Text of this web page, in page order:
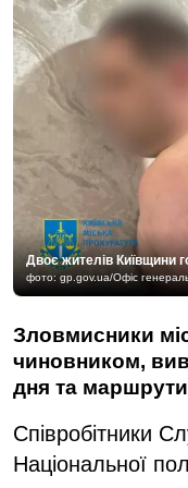
Двоє жителів Київщини
фото: gp.gov.ua/Офіс
Зловмисники
чиновником,
дня та
Співробітники
Національної